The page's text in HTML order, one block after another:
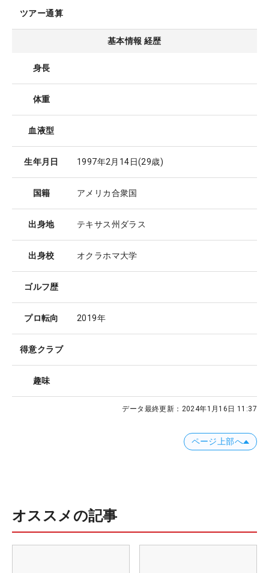
ツアー通算
基本情報 経歴
身長
体重
血液型
生年月日 1997年2月14日(29歳)
国籍 アメリカ合衆国
出身地 テキサス州ダラス
出身校 オクラホマ大学
ゴルフ歴
プロ転向 2019年
得意クラブ
趣味
データ最終更新： 2024年1月16日 11:37
ページ上部へ
オススメの記事